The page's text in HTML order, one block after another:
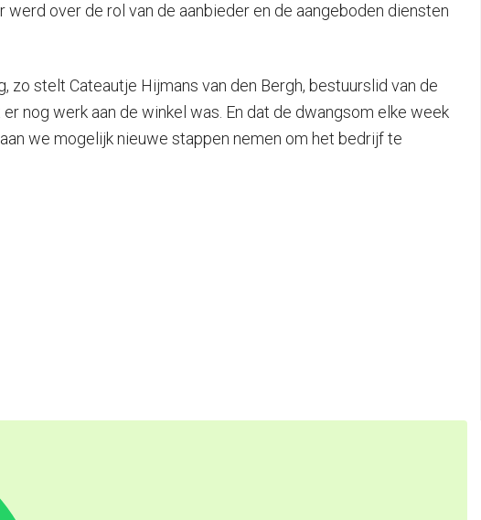
over de rol van de aanbieder en de aangeboden diensten
stelt Cateautje Hijmans van den Bergh, bestuurslid van de
nog werk aan de winkel was. En dat de dwangsom elke week
we mogelijk nieuwe stappen nemen om het bedrijf te